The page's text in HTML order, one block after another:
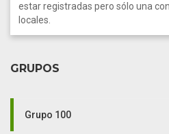
estar registradas pero sólo una
locales.
GRUPOS
Grupo 100